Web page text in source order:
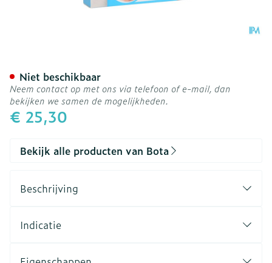
€ 25,30
Niet beschikbaar
Neem contact op met ons via telefoon of e-mail, dan
bekijken we samen de mogelijkheden.
Bekijk alle producten van Bota
Beschrijving
Indicatie